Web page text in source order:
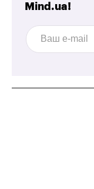
Mind.ua!